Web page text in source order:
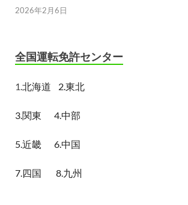
2026年2月6日
全国運転免許センター
1.北海道 2.東北
3.関東 4.中部
5.近畿 6.中国
7.四国 8.九州